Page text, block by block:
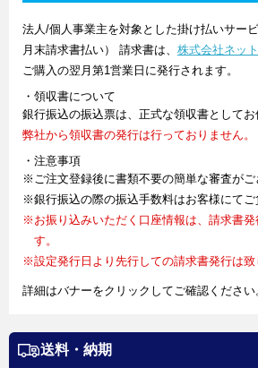
法人/個人事業主を対象とした掛け払いサー
月末請求書払い） 請求書は、 株式会社ネッ
ご購入の翌月第1営業日に発行されます。
・領収書について
銀行振込の振込票は、正式な領収書としてお
弊社から領収書の発行は行っておりません。
・注意事項
※ご注文登録後に書類不要の簡単な審査がご
※銀行振込の際の振込手数料はお客様にてご
※お振り込みいただく口座情報は、請求書発
す。
※設定発行日より先行しての請求書発行は致
詳細はバナーをクリックしてご確認ください
送料・納期